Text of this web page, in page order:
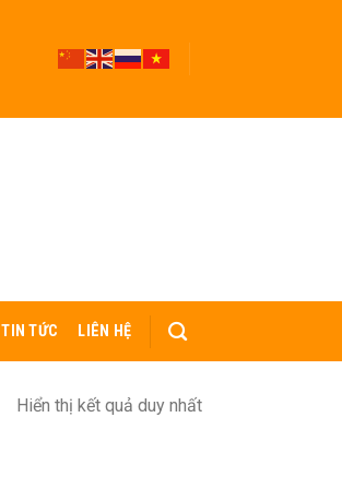
TIN TỨC LIÊN HỆ
Hiển thị kết quả duy nhất